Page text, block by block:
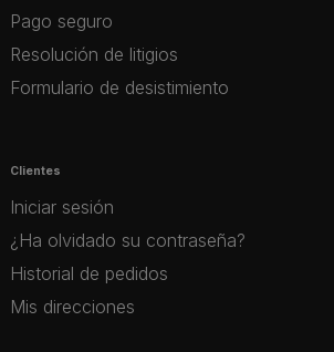
Pago seguro
Resolución de litigios
Formulario de desistimiento
Clientes
Iniciar sesión
¿Ha olvidado su contraseña?
Historial de pedidos
Mis direcciones